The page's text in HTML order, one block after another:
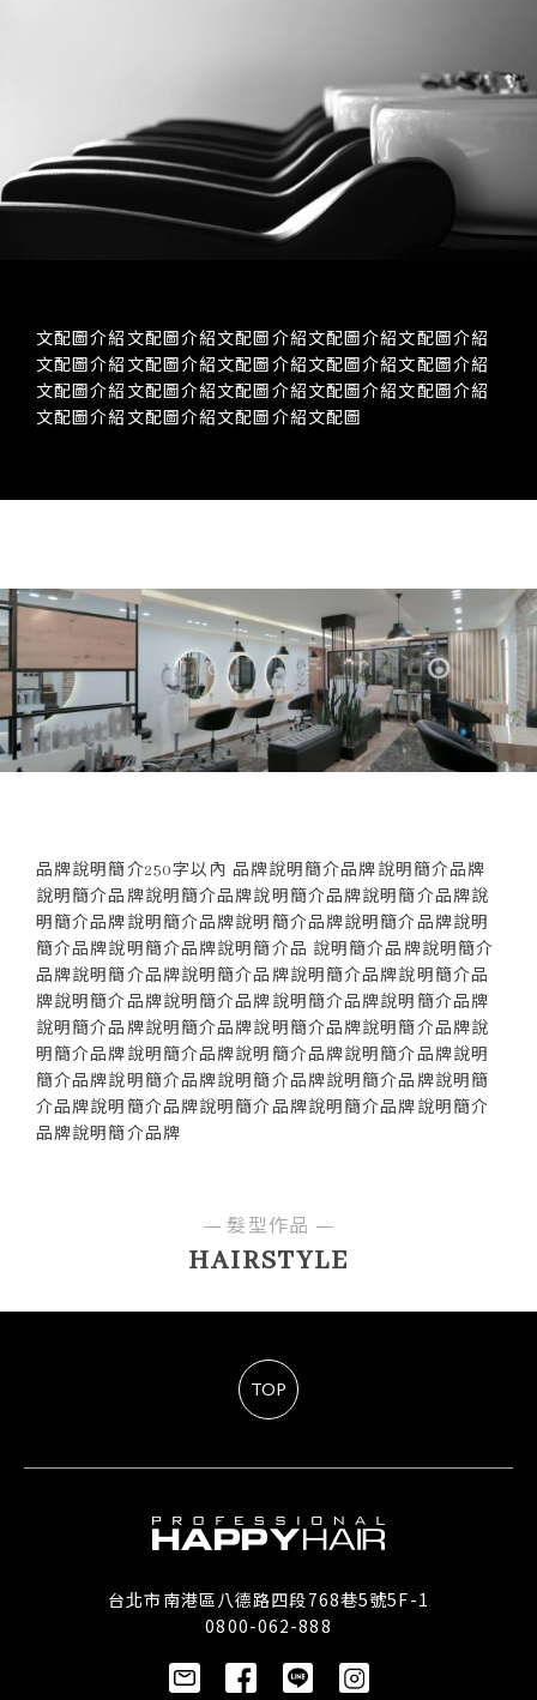
文配圖介紹文配圖介紹文配圖介紹文配圖介紹文配圖介紹
文配圖介紹文配圖介紹文配圖介紹文配圖介紹文配圖介紹
文配圖介紹文配圖介紹文配圖介紹文配圖介紹文配圖介紹
文配圖介紹文配圖介紹文配圖介紹文配圖
品牌說明簡介250字以內 品牌說明簡介品牌說明簡介品牌
說明簡介品牌說明簡介品牌說明簡介品牌說明簡介品牌說
明簡介品牌說明簡介品牌說明簡介品牌說明簡介品牌說明
簡介品牌說明簡介品牌說明簡介品 說明簡介品牌說明簡介
品牌說明簡介品牌說明簡介品牌說明簡介品牌說明簡介品
牌說明簡介品牌說明簡介品牌說明簡介品牌說明簡介品牌
說明簡介品牌說明簡介品牌說明簡介品牌說明簡介品牌說
明簡介品牌說明簡介品牌說明簡介品牌說明簡介品牌說明
簡介品牌說明簡介品牌說明簡介品牌說明簡介品牌說明簡
介品牌說明簡介品牌說明簡介品牌說明簡介品牌說明簡介
品牌說明簡介品牌
HAIRSTYLE
髮型作品
TOP
台北市南港區八德路四段768巷5號5F-1
0800-062-888